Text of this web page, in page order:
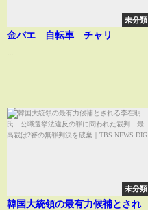
未分類
金バエ 自転車 チャリ
未分類
韓国大統領の最有力候補とされ